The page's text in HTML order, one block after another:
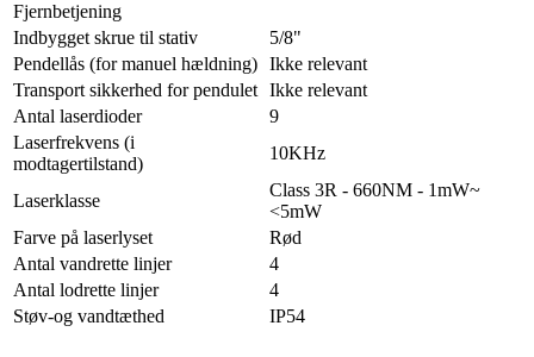
Fjernbetjening
Indbygget skrue til stativ
5/8"
Pendellås (for manuel hældning) Ikke relevant
Transport sikkerhed for pendulet Ikke relevant
Antal laserdioder
9
Laserfrekvens (i
modtagertilstand)
10KHz
Laserklasse
Class 3R - 660NM - 1mW~
<5mW
Farve på laserlyset
Rød
Antal vandrette linjer
4
Antal lodrette linjer
4
Støv-og vandtæthed
IP54